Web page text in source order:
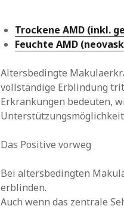
Trockene AMD (inkl.
Feuchte AMD
Altersbedingte
vollständige Erblindung
Erkrankungen bedeuten,
Das Positive vorweg
Bei altersbedingten
erblinden.
Auch wenn das zentrale